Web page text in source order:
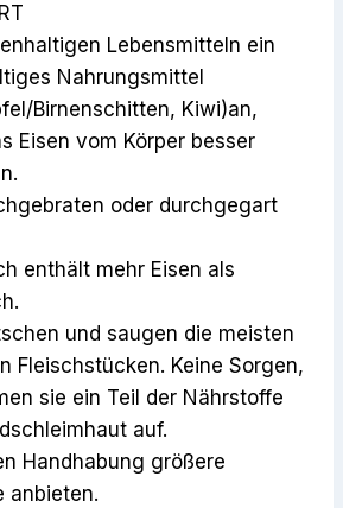
Lebensmitteln ein
Nahrungsmittel
Birnenschitten, Kiwi)an,
Eisen vom Körper besser
oder durchgegart
enthält mehr Eisen als
und saugen die meisten
Fleischstücken. Keine Sorgen,
sie ein Teil der Nährstoffe
auf.
Handhabung größere
anbieten.